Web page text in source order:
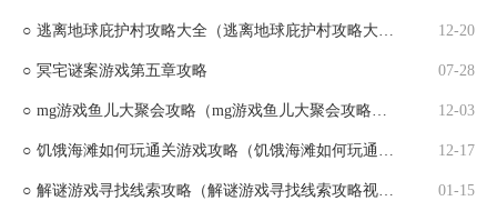
○ 逃离地球庇护村攻略大全（逃离地球庇护村攻略大全图文） 12-20
○ 冥宅谜案游戏第五章攻略 07-28
○ mg游戏鱼儿大聚会攻略（mg游戏鱼儿大聚会攻略大全） 12-03
○ 饥饿海滩如何玩通关游戏攻略（饥饿海滩如何玩通关游戏攻略大全） 12-17
○ 解谜游戏寻找线索攻略（解谜游戏寻找线索攻略视频） 01-15